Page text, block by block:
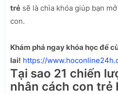
trẻ sẽ là chìa khóa giúp bạn
con.
Khám phá ngay khóa học để
lai! https://
Tại sao 21 chiến
nhân cách con trẻ